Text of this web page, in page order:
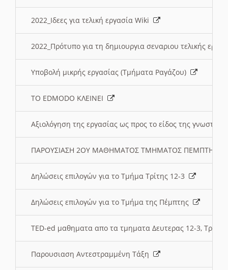
2022_Ιδεες για τελική εργασία Wiki
2022_Πρότυπο για τη δημιουργια σεναριου τελικής
Υποβολή μικρής εργασίας (Τμήματα Ραγάζου)
ΤΟ EDMODO ΚΛΕΙΝΕΙ
Αξιολόγηση της εργασίας ως προς το είδος της
ΠΑΡΟΥΣΙΑΣΗ 2ΟΥ ΜΑΘΗΜΑΤΟΣ ΤΜΗΜΑΤΟΣ
Δηλώσεις επιλογών για το Τμήμα Τρίτης 12-3
Δηλώσεις επιλογών για το Τμήμα της Πέμπτης
TED-ed μαθηματα απο τα τμηματα Δευτερας 12-3,
Παρουσιαση Αντεστραμμένη Τάξη